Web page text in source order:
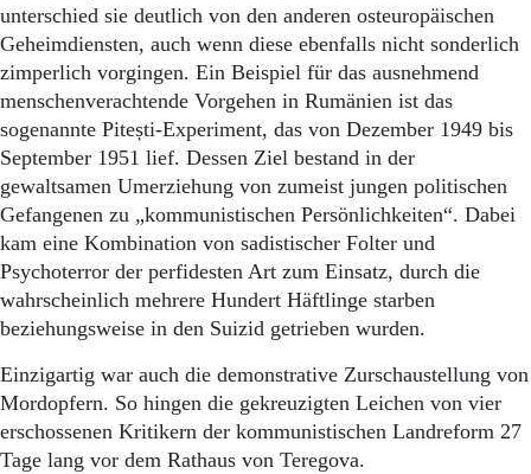
unterschied sie deutlich von den anderen osteuropäischen
Geheimdiensten, auch wenn diese ebenfalls nicht sonderlich
zimperlich vorgingen. Ein Beispiel für das ausnehmend
menschenverachtende Vorgehen in Rumänien ist das
sogenannte Pitești-Experiment, das von Dezember 1949 bis
September 1951 lief. Dessen Ziel bestand in der
gewaltsamen Umerziehung von zumeist jungen politischen
Gefangenen zu „kommunistischen Persönlichkeiten“. Dabei
kam eine Kombination von sadistischer Folter und
Psychoterror der perfidesten Art zum Einsatz, durch die
wahrscheinlich mehrere Hundert Häftlinge starben
beziehungsweise in den Suizid getrieben wurden.
Einzigartig war auch die demonstrative Zurschaustellung von
Mordopfern. So hingen die gekreuzigten Leichen von vier
erschossenen Kritikern der kommunistischen Landreform 27
Tage lang vor dem Rathaus von Teregova.